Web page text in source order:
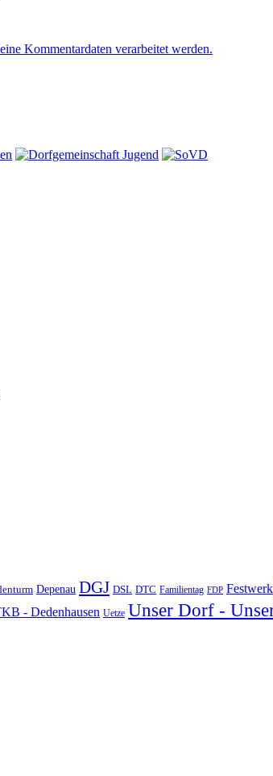
Kommentardaten verarbeitet werden.
Depenau DGJ DSL DTC Familientag FDP Festwerk
- Dedenhausen Uetze Unser Dorf -